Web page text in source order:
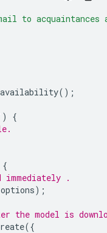
to acquaintances
availability();
)
{
{
immediately .
options);
the model is
({